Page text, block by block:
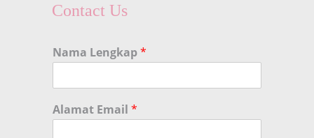
Contact Us
Nama Lengkap*
Alamat Email *